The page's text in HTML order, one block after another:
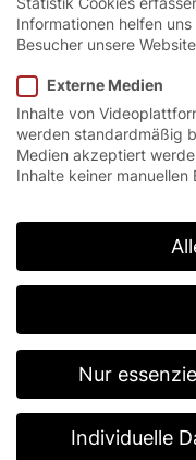
By loading the
Erfahren Sie in
EFAFLEX alles
Next Generation
zeigen wir
der
Informationen helfen
Besucher unsere
Externe Medien
Inhalte von
werden standardmäßig
Medien akzeptiert
Inhalte keiner manuellen
Nur
Individuelle